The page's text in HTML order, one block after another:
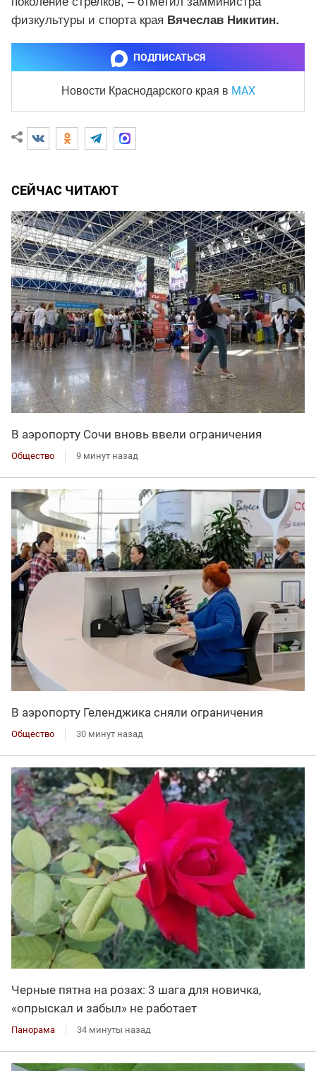
физкультуры и спорта края Вячеслав Никитин.
ПОДПИСАТЬСЯ
Новости Краснодарского края в MAX
СЕЙЧАС ЧИТАЮТ
В аэропорту Сочи вновь ввели ограничения
Общество 9 минут назад
В аэропорту Геленджика сняли ограничения
Общество 30 минут назад
Черные пятна на розах: 3 шага для новичка,
«опрыскал и забыл» не работает
Панорама 34 минуты назад